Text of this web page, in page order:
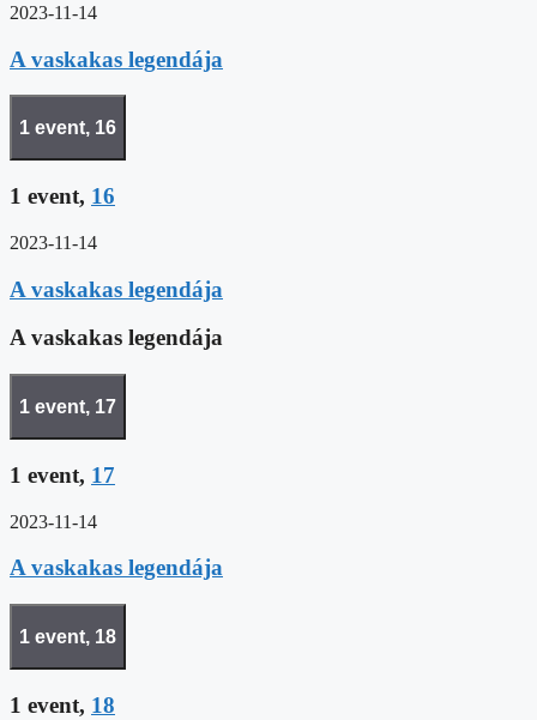
2023-11-14
A vaskakas legendája
1 event, 16
1 event, 16
2023-11-14
A vaskakas legendája
A vaskakas legendája
1 event, 17
1 event, 17
2023-11-14
A vaskakas legendája
1 event, 18
1 event, 18